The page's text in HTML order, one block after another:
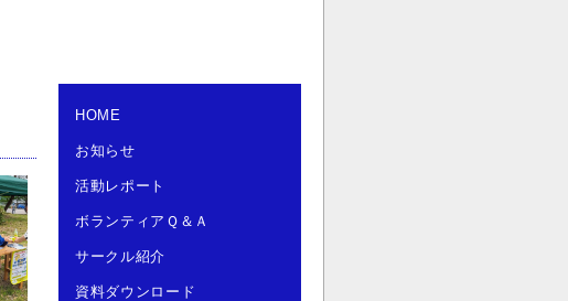
HOME
お知らせ
活動レポート
ボランティアＱ＆Ａ
サークル紹介
資料ダウンロード